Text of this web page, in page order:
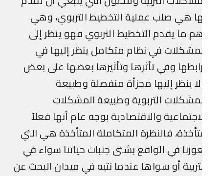
هي صلب عملية التخطيط التربوي، وهي
ما يقدم التخطيط التربوي فهو ينظر إلى
في نظام متكامل ينظر إليها في
وفي تأثرها وتأثيرها بعضها على بعض
ينظر إليها مجزأة منفصلة وطبيعة
التربوية وطبيعة المشكلات
والاقتصادية بوجه عام أنها فعلاً
فالنظرة المتكاملة المتأخذة هي التي
في الواقع بشتى جنبات حياتنا سواء في
أو سواها عندما نتيه في ميدان البحث عن